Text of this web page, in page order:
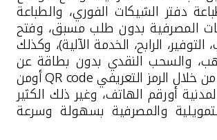
دفتر الشيكات الفوري، والطباعة
المصرفية بدون طلب مسبق، وفتح
الرابح، الخدمة الآلية)، وكذلك
والسحب النقدي بدون بطاقة عن
خلال الرمز التعريفيQR codeأومن
أورقم الهاتف، وغير ذلك الكثير
والمصرفية بسهولة وسرعة